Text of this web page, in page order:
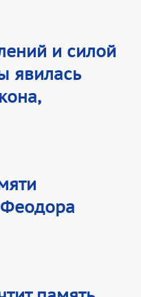
и силой
явилась